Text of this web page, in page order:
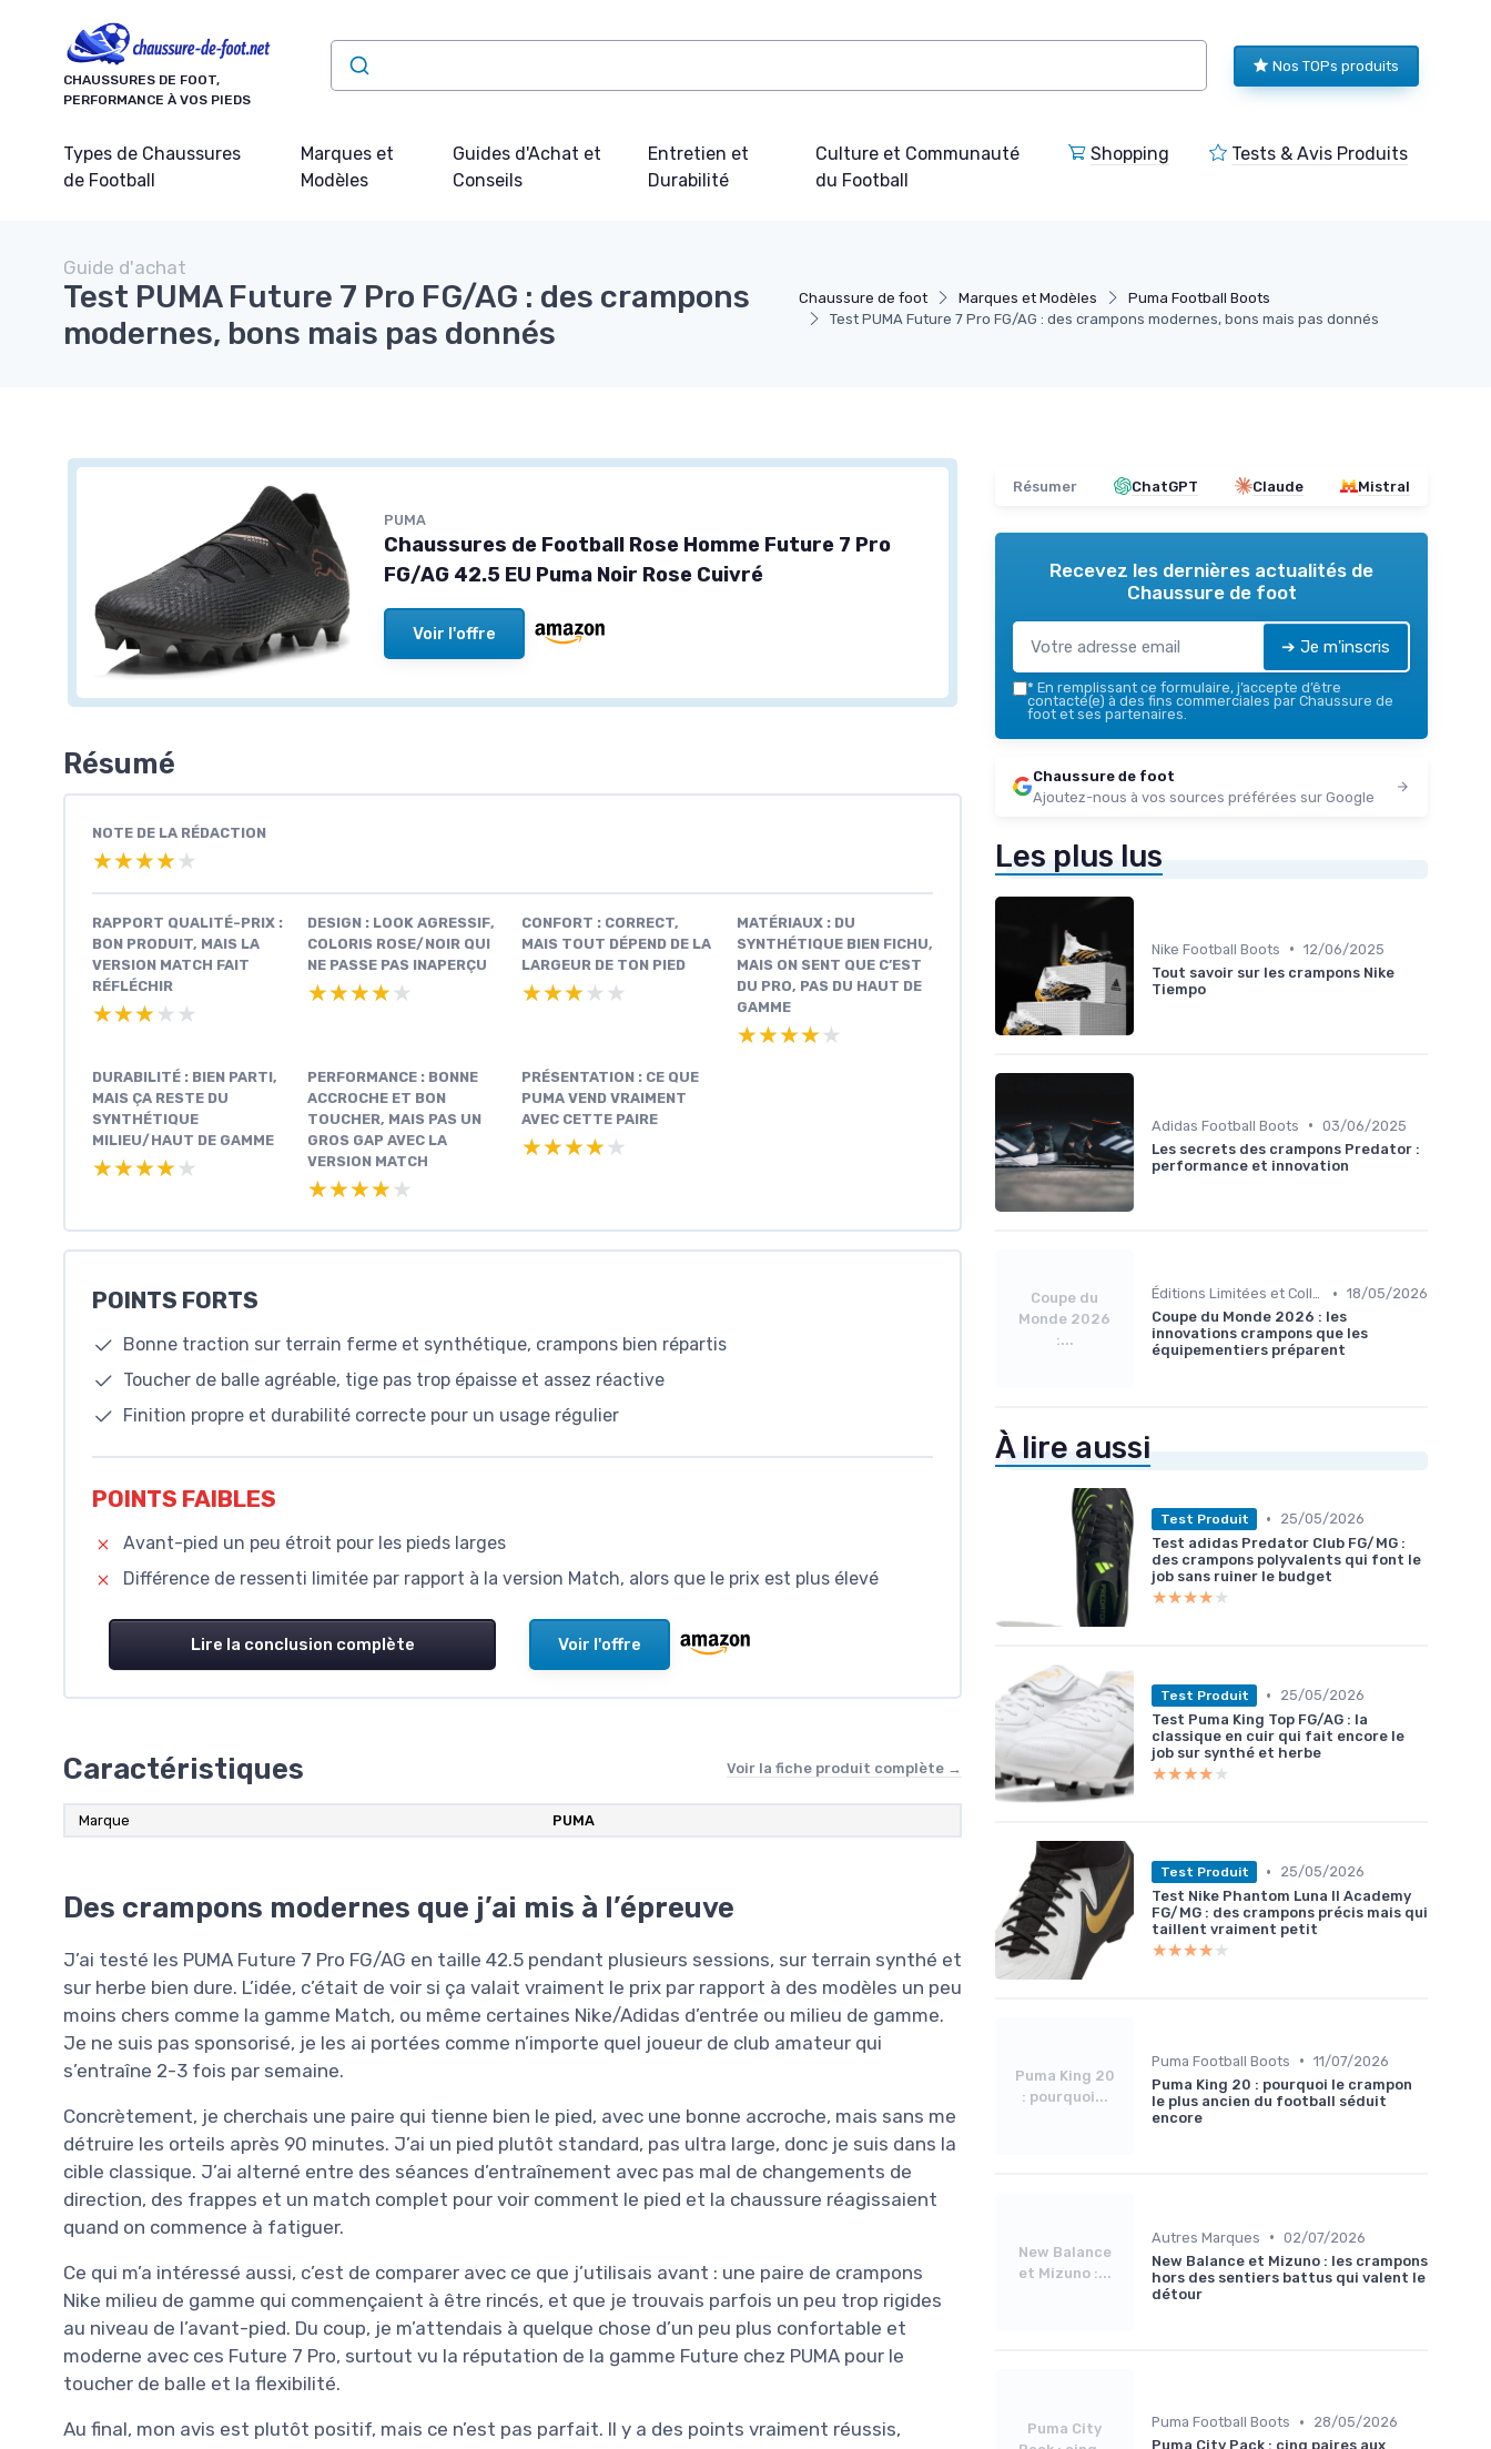
CHAUSSURES DE FOOT,
PERFORMANCE À VOS PIEDS
Nos TOPs produits
Types de Chaussures
de Football
Marques et
Modèles
Guides d'Achat et
Conseils
Entretien et
Durabilité
Culture et Communauté
du Football
Shopping Tests & Avis Produits
Chaussure de foot Marques et Modèles
Puma Football Boots
Test PUMA Future 7 Pro FG/AG : des crampons modernes, bons mais pas donnés
Guide d'achat
Test PUMA Future 7 Pro FG/AG : des crampons
modernes, bons mais pas donnés
PUMA
Chaussures de Football Rose Homme Future 7 Pro
FG/AG 42.5 EU Puma Noir Rose Cuivré
Voir l'offre
Résumé
NOTE DE LA RÉDACTION
★★★★★
★★★★★
RAPPORT QUALITÉ-PRIX :
BON PRODUIT, MAIS LA
VERSION MATCH FAIT
RÉFLÉCHIR
★★★★★
★★★★★
DESIGN : LOOK AGRESSIF,
COLORIS ROSE/NOIR QUI
NE PASSE PAS INAPERÇU
★★★★★
★★★★★
CONFORT : CORRECT,
MAIS TOUT DÉPEND DE LA
LARGEUR DE TON PIED
★★★★★
★★★★★
MATÉRIAUX : DU
SYNTHÉTIQUE BIEN FICHU,
MAIS ON SENT QUE C’EST
DU PRO, PAS DU HAUT DE
GAMME
★★★★★
★★★★★
DURABILITÉ : BIEN PARTI,
MAIS ÇA RESTE DU
SYNTHÉTIQUE
MILIEU/HAUT DE GAMME
★★★★★
★★★★★
PERFORMANCE : BONNE
ACCROCHE ET BON
TOUCHER, MAIS PAS UN
GROS GAP AVEC LA
VERSION MATCH
★★★★★
★★★★★
PRÉSENTATION : CE QUE
PUMA VEND VRAIMENT
AVEC CETTE PAIRE
★★★★★
★★★★★
POINTS FORTS
Bonne traction sur terrain ferme et synthétique, crampons bien répartis
Toucher de balle agréable, tige pas trop épaisse et assez réactive
Finition propre et durabilité correcte pour un usage régulier
POINTS FAIBLES
Avant-pied un peu étroit pour les pieds larges
Différence de ressenti limitée par rapport à la version Match, alors que le prix est plus élevé
Lire la conclusion complète Voir l'offre
Caractéristiques Voir la fiche produit complète →
Marque PUMA
Des crampons modernes que j’ai mis à l’épreuve
J’ai testé les PUMA Future 7 Pro FG/AG en taille 42.5 pendant plusieurs sessions, sur terrain synthé et
sur herbe bien dure. L’idée, c’était de voir si ça valait vraiment le prix par rapport à des modèles un peu
moins chers comme la gamme Match, ou même certaines Nike/Adidas d’entrée ou milieu de gamme.
Je ne suis pas sponsorisé, je les ai portées comme n’importe quel joueur de club amateur qui
s’entraîne 2-3 fois par semaine.
Concrètement, je cherchais une paire qui tienne bien le pied, avec une bonne accroche, mais sans me
détruire les orteils après 90 minutes. J’ai un pied plutôt standard, pas ultra large, donc je suis dans la
cible classique. J’ai alterné entre des séances d’entraînement avec pas mal de changements de
direction, des frappes et un match complet pour voir comment le pied et la chaussure réagissaient
quand on commence à fatiguer.
Ce qui m’a intéressé aussi, c’est de comparer avec ce que j’utilisais avant : une paire de crampons
Nike milieu de gamme qui commençaient à être rincés, et que je trouvais parfois un peu trop rigides
au niveau de l’avant-pied. Du coup, je m’attendais à quelque chose d’un peu plus confortable et
moderne avec ces Future 7 Pro, surtout vu la réputation de la gamme Future chez PUMA pour le
toucher de balle et la flexibilité.
Au final, mon avis est plutôt positif, mais ce n’est pas parfait. Il y a des points vraiment réussis,
Résumer ChatGPT Claude Mistral
Recevez les dernières actualités de
Chaussure de foot
➔ Je m'inscris
* En remplissant ce formulaire, j’accepte d’être
contacté(e) à des fins commerciales par Chaussure de
foot et ses partenaires.
Chaussure de foot
Ajoutez-nous à vos sources préférées sur Google
Les plus lus
Nike Football Boots • 12/06/2025
Tout savoir sur les crampons Nike
Tiempo
Adidas Football Boots • 03/06/2025
Les secrets des crampons Predator :
performance et innovation
Coupe du
Monde 2026
:...
Éditions Limitées et Collaborations • 18/05/2026
Coupe du Monde 2026 : les
innovations crampons que les
équipementiers préparent
À lire aussi
Test Produit •
25/05/2026
Test adidas Predator Club FG/MG :
des crampons polyvalents qui font le
job sans ruiner le budget
★★★★★
★★★★★
Test Produit •
25/05/2026
Test Puma King Top FG/AG : la
classique en cuir qui fait encore le
job sur synthé et herbe
★★★★★
★★★★★
Test Produit •
25/05/2026
Test Nike Phantom Luna II Academy
FG/MG : des crampons précis mais qui
taillent vraiment petit
★★★★★
★★★★★
Puma King 20
: pourquoi...
Puma Football Boots • 11/07/2026
Puma King 20 : pourquoi le crampon
le plus ancien du football séduit
encore
New Balance
et Mizuno :...
Autres Marques • 02/07/2026
New Balance et Mizuno : les crampons
hors des sentiers battus qui valent le
détour
Puma City
Puma Football Boots •
28/05/2026
Puma City Pack : cinq paires aux